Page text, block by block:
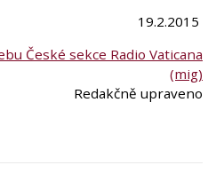
19.2.2015
České sekce Radio Vaticana
(mig)
Redakčně upraveno